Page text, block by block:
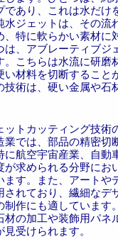
であり、これは水だけ
水ジェットは、その流
、特に軟らかい素材に
は、アブレーティブジ
。こちらは水流に研磨
い材料を切断すること
技術は、硬い金属や石
ットカッティング技術
業では、部品の精密切
に航空宇宙産業、自動
が求められる分野にお
ます。また、アートや
されており、繊細なデ
制作にも適しています
の加工や装飾用パネ
受けられます。